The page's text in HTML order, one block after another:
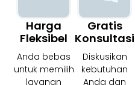
Harga
Fleksibel
Anda bebas
untuk memilih
layanan
Gratis
Konsultasi
Diskusikan
kebutuhan
Anda dan